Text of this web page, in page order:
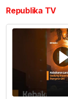
Republika TV